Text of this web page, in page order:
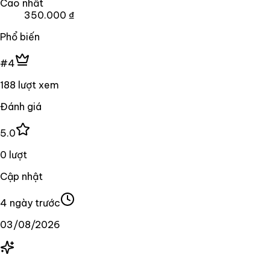
Cao nhất
350.000 ₫
Phổ biến
#4
188 lượt xem
Đánh giá
5.0
0 lượt
Cập nhật
4 ngày trước
03/08/2026